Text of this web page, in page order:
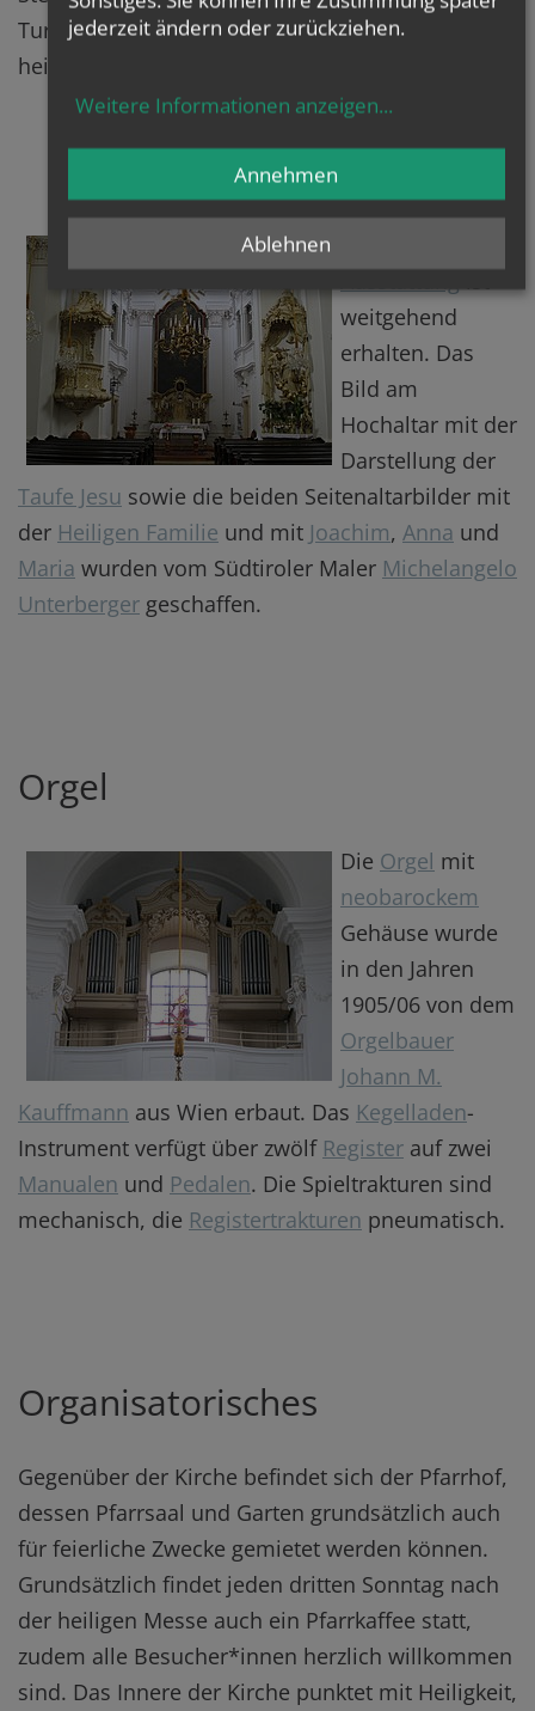
Turmansatz stellen die heilige Katharina und die
heilige Barbara (Bild) dar.
weitgehend
erhalten. Das
Bild am
Hochaltar mit der
Darstellung der
Taufe Jesu sowie die beiden Seitenaltarbilder mit
der Heiligen Familie und mit Joachim, Anna und
Maria wurden vom Südtiroler Maler Michelangelo
Unterberger geschaffen.
Orgel
Die Orgel mit
neobarockem
Gehäuse wurde
in den Jahren
1905/06 von dem
Orgelbauer
Johann M.
Kauffmann aus Wien erbaut. Das Kegelladen-
Instrument verfügt über zwölf Register auf zwei
Manualen und Pedalen. Die Spieltrakturen sind
mechanisch, die Registertrakturen pneumatisch.
Organisatorisches
Gegenüber der Kirche befindet sich der Pfarrhof,
dessen Pfarrsaal und Garten grundsätzlich auch
für feierliche Zwecke gemietet werden können.
Grundsätzlich findet jeden dritten Sonntag nach
der heiligen Messe auch ein Pfarrkaffee statt,
zudem alle Besucher*innen herzlich willkommen
sind. Das Innere der Kirche punktet mit Heiligkeit,
jederzeit ändern oder zurückziehen.
Weitere Informationen anzeigen...
Ablehnen
Annehmen